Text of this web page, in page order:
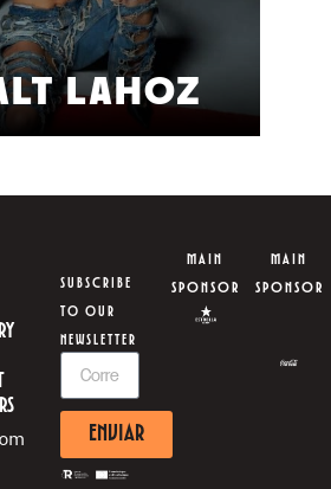
LAHOZ
SUBSCRIBE
TO OUR
NEWSLETTER
ENVIAR
MAIN
SPONSOR
MAIN
SPONSOR